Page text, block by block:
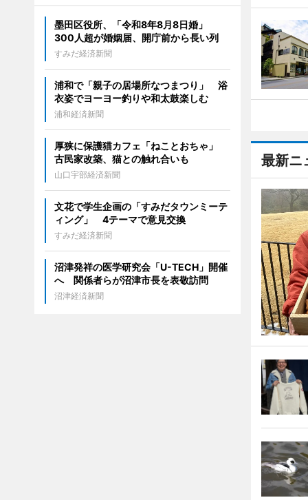
最新ニ
墨田区役所、「令和8年8月8日婚」
300人超が婚姻届、開庁前から長い列
すみだ経済新聞
浦和で「親子の居場所なつまつり」 浴
衣姿でヨーヨー釣りや和太鼓楽しむ
浦和経済新聞
厚狭に保護猫カフェ「ねことおちゃ」
古民家改築、猫との触れ合いも
山口宇部経済新聞
文花で学生企画の「すみだタウンミーテ
ィング」 4テーマで意見交換
すみだ経済新聞
沼津発祥の医学研究会「U-TECH」開催
へ 関係者らが沼津市長を表敬訪問
沼津経済新聞